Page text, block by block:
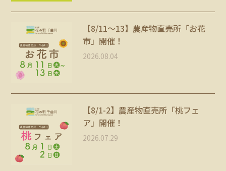
【8/11～13】農産物直売所「お花
市」開催！
2026.08.04
【8/1-2】農産物直売所「桃フェ
ア」開催！
2026.07.29